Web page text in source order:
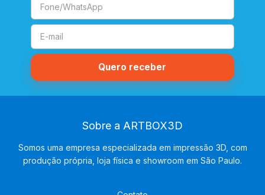
Sobre a ARTBOX3D
Somos uma empresa especializada em impressão 3D, com
produção própria, loja física e showroom em São Paulo.